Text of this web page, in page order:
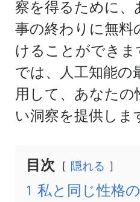
察を得るために、
事の終わりに無料
けることができま
では、人工知能の
用して、あなた
い洞察を提供しま
目次 隠れる
1 私と同じ性格